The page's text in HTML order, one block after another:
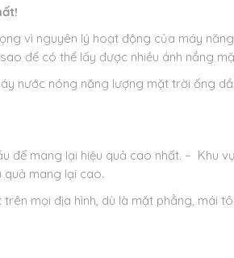
vì nguyên lý hoạt động của máy
để có thể lấy được nhiều ánh nắng
nước nóng năng lượng mặt trời ống
để mang lại hiệu quả cao nhất. – Khu
quả mang lại cao.
trên mọi địa hình, dù là mặt phẳng, mái